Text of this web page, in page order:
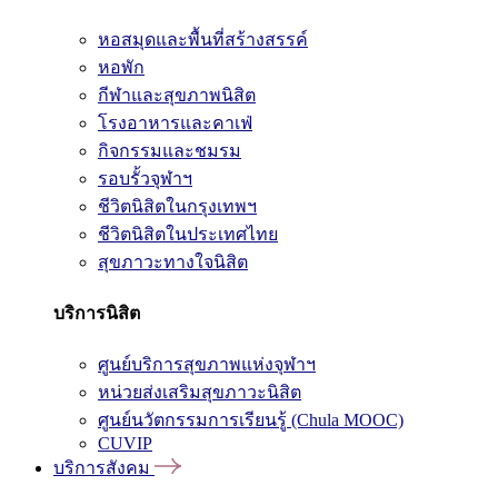
หอสมุดและพื้นที่สร้างสรรค์
หอพัก
กีฬาและสุขภาพนิสิต
โรงอาหารและคาเฟ่
กิจกรรมและชมรม
รอบรั้วจุฬาฯ
ชีวิตนิสิตในกรุงเทพฯ
ชีวิตนิสิตในประเทศไทย
สุขภาวะทางใจนิสิต
บริการนิสิต
ศูนย์บริการสุขภาพแห่งจุฬาฯ
หน่วยส่งเสริมสุขภาวะนิสิต
ศูนย์นวัตกรรมการเรียนรู้ (Chula MOOC)
CUVIP
บริการสังคม